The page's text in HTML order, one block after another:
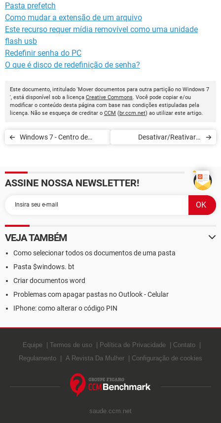
Pasta prefetch
Como mudar a extensão de um arquivo
Este recurso requer mídia removível como uma unidade
flash usb
Redefinir senha do PC
O que é disco de redefinição de senha?
Este documento, intitulado 'Mover documentos para outra partição no Windows 7
', está disponível sob a licença Creative Commons . Você pode copiar e/ou
modificar o conteúdo desta página com base nas condições estipuladas pela
licença. Não se esqueça de creditar o CCM (br.ccm.net) ao utilizar este artigo.
Windows 7 - Centro de
Desativar/Reativar a
ASSINE NOSSA NEWSLETTER!
VEJA TAMBÉM
Como selecionar todos os documentos de uma pasta
Pasta $windows. bt
Criar documentos word
Problemas com apagar pastas no Outlook - Celular
IPhone: como alterar o código PIN
Equipe Termos de uso Política de Privacidade
Contato
Regulamento
A Revista Da Mulher Configuração de cookies
saude.ccm.net